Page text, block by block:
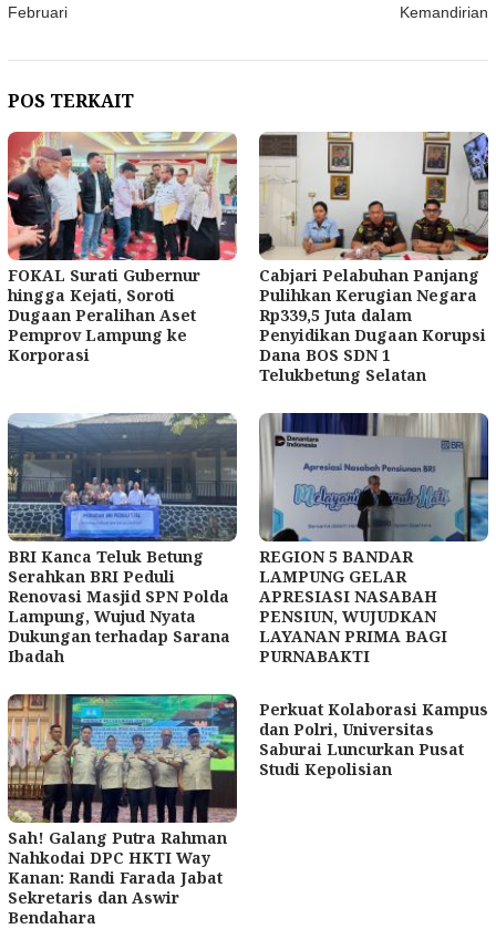
Februari
Kemandirian
POS TERKAIT
FOKAL Surati Gubernur
hingga Kejati, Soroti
Dugaan Peralihan Aset
Pemprov Lampung ke
Korporasi
Cabjari Pelabuhan Panjang
Pulihkan Kerugian Negara
Rp339,5 Juta dalam
Penyidikan Dugaan Korupsi
Dana BOS SDN 1
Telukbetung Selatan
BRI Kanca Teluk Betung
Serahkan BRI Peduli
Renovasi Masjid SPN Polda
Lampung, Wujud Nyata
Dukungan terhadap Sarana
Ibadah
REGION 5 BANDAR
LAMPUNG GELAR
APRESIASI NASABAH
PENSIUN, WUJUDKAN
LAYANAN PRIMA BAGI
PURNABAKTI
Sah! Galang Putra Rahman
Nahkodai DPC HKTI Way
Kanan: Randi Farada Jabat
Sekretaris dan Aswir
Bendahara
Perkuat Kolaborasi Kampus
dan Polri, Universitas
Saburai Luncurkan Pusat
Studi Kepolisian